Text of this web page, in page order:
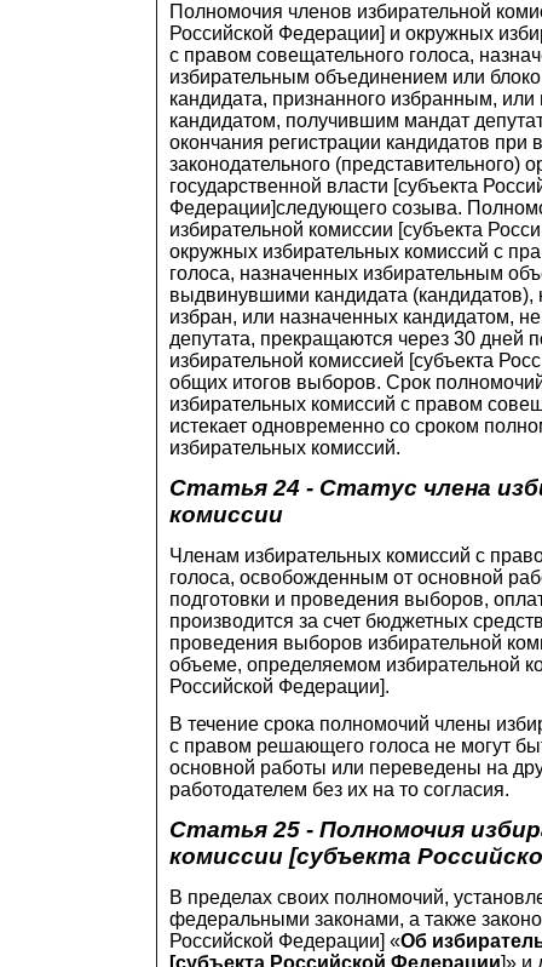
Полномочия членов избирательной
Российской Федерации] и окружных
с правом совещательного голоса,
избирательным объединением или
кандидата, признанного избранным,
кандидатом, получившим мандат
окончания регистрации кандидатов при
законодательного (представительного)
государственной власти [субъекта
Федерации]следующего созыва.
избирательной комиссии [субъекта
окружных избирательных комиссий с
голоса, назначенных избирательным
выдвинувшими кандидата (кандидатов),
избран, или назначенных кандидатом,
депутата, прекращаются через 30 дней
избирательной комиссией [субъекта
общих итогов выборов. Срок
избирательных комиссий с правом
истекает одновременно со сроком
избирательных комиссий.
Статья 24 - Статус члена
комиссии
Членам избирательных комиссий с
голоса, освобожденным от основной
подготовки и проведения выборов,
производится за счет бюджетных
проведения выборов избирательной
объеме, определяемом избирательной
Российской Федерации].
В течение срока полномочий члены
с правом решающего голоса не могут
основной работы или переведены на
работодателем без их на то согласия.
Статья 25 - Полномочия
комиссии [субъекта
В пределах своих полномочий,
федеральными законами, а также
Российской Федерации] «Об
[субъекта Российской Федерации]» и